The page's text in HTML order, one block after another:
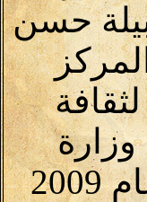
حسن
الثقافة. عام 2009